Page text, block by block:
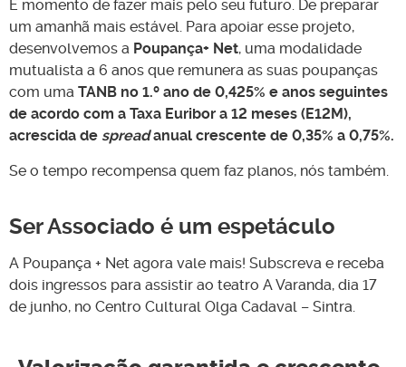
É momento de fazer mais pelo seu futuro. De preparar
um amanhã mais estável. Para apoiar esse projeto,
desenvolvemos a Poupança+ Net, uma modalidade
mutualista a 6 anos que remunera as suas poupanças
com uma TANB no 1.º ano de 0,425% e anos seguintes
de acordo com a Taxa Euribor a 12 meses (E12M),
acrescida de spreadanual crescente de 0,35% a 0,75%.
Se o tempo recompensa quem faz planos, nós também.
Ser Associado é um espetáculo
A Poupança + Net agora vale mais! Subscreva e receba
dois ingressos para assistir ao teatro A Varanda, dia 17
de junho, no Centro Cultural Olga Cadaval – Sintra.